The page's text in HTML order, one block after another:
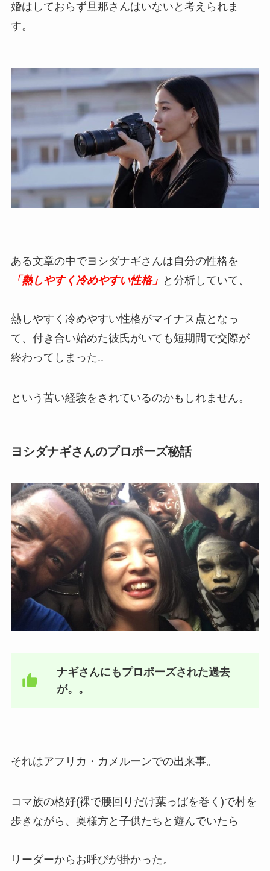
婚はしておらず旦那さんはいないと考えられま
す。
ある文章の中でヨシダナギさんは自分の性格を
「熱しやすく冷めやすい性格」 と分析していて、
熱しやすく冷めやすい性格がマイナス点となっ
て、付き合い始めた彼氏がいても短期間で交際が
終わってしまった..
という苦い経験をされているのかもしれません。
ヨシダナギさんのプロポーズ秘話
ナギさんにもプロポーズされた過去
が。。
それはアフリカ・カメルーンでの出来事。
コマ族の格好(裸で腰回りだけ葉っぱを巻く)で村を
歩きながら、奥様方と子供たちと遊んでいたら
リーダーからお呼びが掛かった。